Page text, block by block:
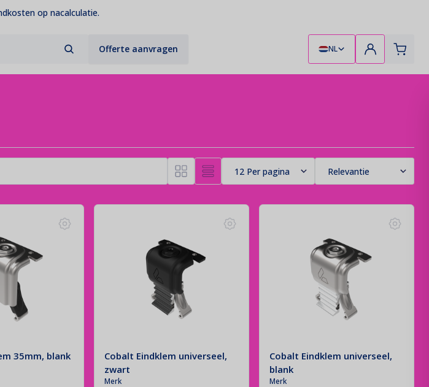
op nacalculatie.
Offerte aanvragen NL
Zonnekracht!
Zonnepanelen
producten gevonden
35mm, blank
Cobalt Eindklem universeel,
zwart
Merk
Cobalt Eindklem universeel,
blank
Merk